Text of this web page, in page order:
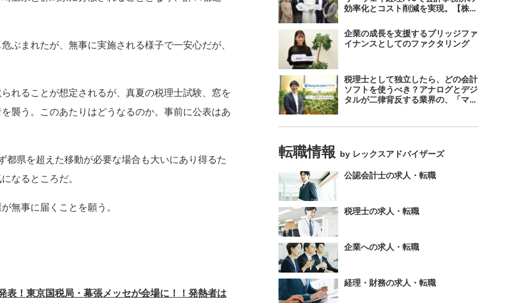
ぶまれたが、無事に実施される様子で一安心だが、
れることが想定されるが、真夏の税理士試験、窓を
襲う。このあたりはどうなるのか。事前に公表はあ
県を超えた移動が必要な場合も大いにあり得るた
なるところだ。
無事に届くことを願う。
！東京国税局・幕張メッセが会場に！！発熱者は
効率化とコスト削減を実現。【株式
郷税理士法人（経理宅配便事業
部）】
企業の成長を支援するブリッジファ
イナンスとしてのファクタリング
税理士として独立したら、どの会計
ソフトを使うべき？アナログとデジ
タルが二律背反する業界の、「マネ
転職情報 by レックスアドバイザーズ
公認会計士の求人・転職
税理士の求人・転職
企業への求人・転職
経理・財務の求人・転職